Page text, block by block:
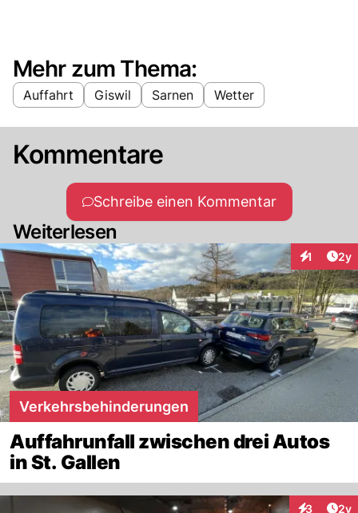
Mehr zum Thema:
Auffahrt Giswil Sarnen Wetter
Kommentare
Schreibe einen Kommentar
Weiterlesen
1 2y
Verkehrsbehinderungen
Auffahrunfall zwischen drei Autos
in St. Gallen
3 2y